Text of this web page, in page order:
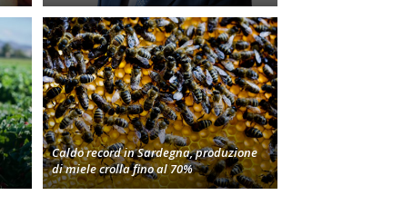
Caldo record in Sardegna, produzione
di miele crolla fino al 70%